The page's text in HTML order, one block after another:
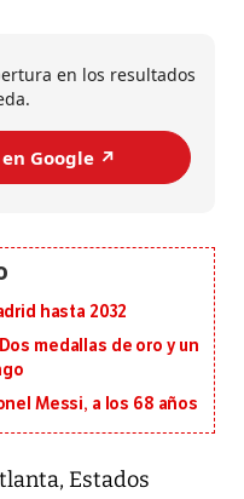
en los resultados
Google ↗️
hasta 2032
medallas de oro y un
Messi, a los 68 años
Estados